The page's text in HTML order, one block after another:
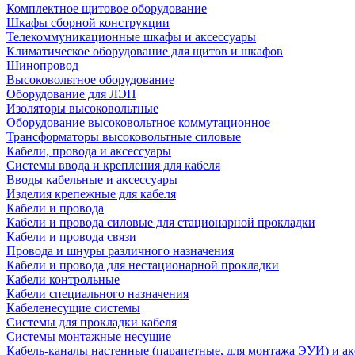
Комплектное щитовое оборудование
Шкафы сборной конструкции
Телекоммуникационные шкафы и аксессуары
Климатическое оборудование для щитов и шкафов
Шинопровод
Высоковольтное оборудование
Оборудование для ЛЭП
Изоляторы высоковольтные
Оборудование высоковольтное коммутационное
Трансформаторы высоковольтные силовые
Кабели, провода и аксессуары
Системы ввода и крепления для кабеля
Вводы кабельные и аксессуары
Изделия крепежные для кабеля
Кабели и провода
Кабели и провода силовые для стационарной прокладки
Кабели и провода связи
Провода и шнуры различного назначения
Кабели и провода для нестационарной прокладки
Кабели контрольные
Кабели специального назначения
Кабеленесущие системы
Системы для прокладки кабеля
Системы монтажные несущие
Кабель-каналы настенные (парапетные, для монтажа ЭУИ) и